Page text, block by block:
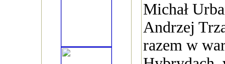
Michał
Andrzej
razem w